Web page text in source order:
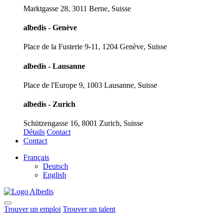
Marktgasse 28, 3011 Berne, Suisse
albedis - Genève
Place de la Fusterie 9-11, 1204 Genève, Suisse
albedis - Lausanne
Place de l'Europe 9, 1003 Lausanne, Suisse
albedis - Zurich
Schützengasse 16, 8001 Zurich, Suisse
Détails Contact
Contact
Français
Deutsch
English
Trouver un emploi Trouver un talent